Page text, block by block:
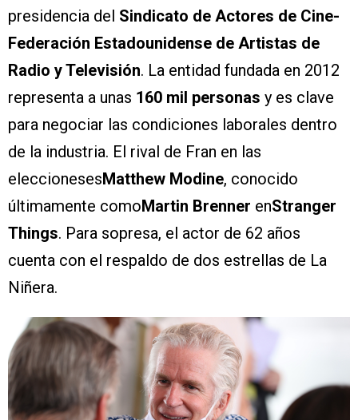
presidencia del Sindicato de Actores de Cine-
Federación Estadounidense de Artistas de
Radio y Televisión. La entidad fundada en 2012
representa a unas 160 mil personas y es clave
para negociar las condiciones laborales dentro
de la industria. El rival de Fran en las
eleccionesesMatthew Modine, conocido
últimamente comoMartin Brenner enStranger
Things. Para sopresa, el actor de 62 años
cuenta con el respaldo de dos estrellas de La
Niñera.